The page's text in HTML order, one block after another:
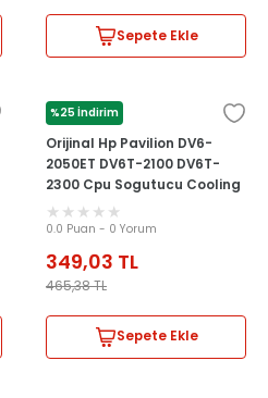
Sepete Ekle
%25 İndirim
HP
Orijinal Hp Pavilion DV6-
2050ET DV6T-2100 DV6T-
2300 Cpu Sogutucu Cooling
Fan
0.0 Puan - 0 Yorum
349,03 TL
465,38TL
Sepete Ekle